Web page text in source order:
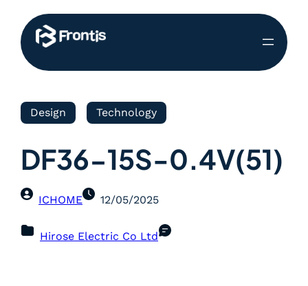
Design Technology
DF36-15S-0.4V(51)
ICHOME 12/05/2025
Hirose Electric Co Ltd